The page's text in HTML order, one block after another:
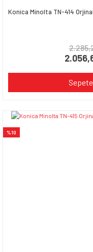
Konica Minolta TN-414
%10